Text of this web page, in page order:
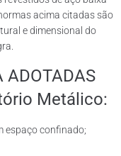
acima citadas são
e dimensional do
ADOTADAS
Metálico:
espaço confinado;